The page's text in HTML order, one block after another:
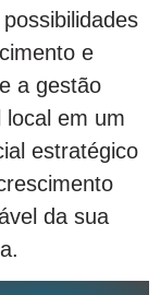
e
a gestão
local em um
estratégico
da sua